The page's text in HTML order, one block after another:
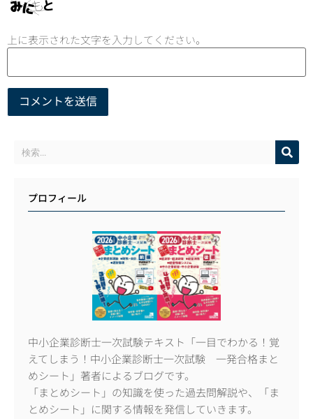
上に表示された文字を入力してください。
プロフィール
中小企業診断士一次試験テキスト「一目でわかる！覚
えてしまう！中小企業診断士一次試験 一発合格まと
めシート」著者によるブログです。
「まとめシート」の知識を使った過去問解説や、「ま
とめシート」に関する情報を発信していきます。